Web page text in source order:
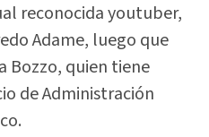
reconocida youtuber,
Adame, luego que
Bozzo, quien tiene
de Administración